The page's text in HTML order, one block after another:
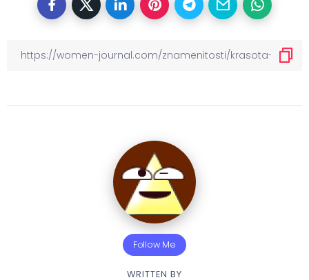
Follow Me
WRITTEN BY